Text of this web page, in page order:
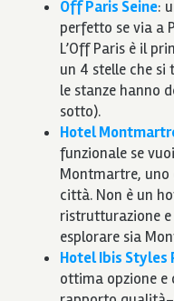
Off Paris Seine:
perfetto se via a
L’Off Paris è il
un 4 stelle che si
le stanze hanno
sotto).
Hotel
funzionale se
Montmartre,
città. Non è un
ristrutturazione
esplorare sia
Hotel Ibis Styles
ottima opzione e